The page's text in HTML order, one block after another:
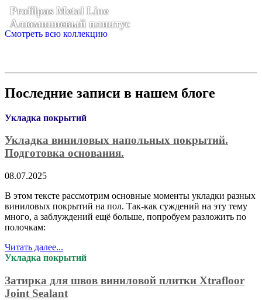
Profilpas Metal Line
Алюминиевый плинтус
Смотреть всю коллекцию
Последние записи в нашем блоге
Укладка покрытий
Укладка виниловых напольных покрытий.
Подготовка основания.
08.07.2025
В этом тексте рассмотрим основные моменты укладки разных
виниловых покрытий на пол. Так-как суждений на эту тему
много, а заблуждений ещё больше, попробуем разложить по
полочкам:
Читать далее...
Укладка покрытий
Затирка для швов виниловой плитки Xtrafloor
Joint Sealant